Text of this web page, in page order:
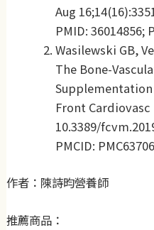
Aug
PMID: 36014856;
Wasilewski GB,
The Bone-
Front Cardiovasc
10.3389/
PMCID:
作者：陳詩昀營養師
推薦商品：